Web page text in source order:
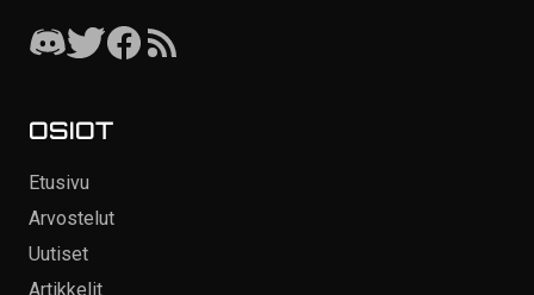
OSIOT
Etusivu
Arvostelut
Uutiset
Artikkelit